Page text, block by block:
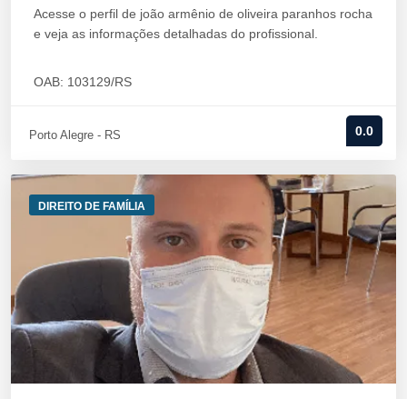
Acesse o perfil de joão armênio de oliveira paranhos rocha
e veja as informações detalhadas do profissional.
OAB: 103129/RS
Porto Alegre - RS 0.0
DIREITO DE FAMÍLIA